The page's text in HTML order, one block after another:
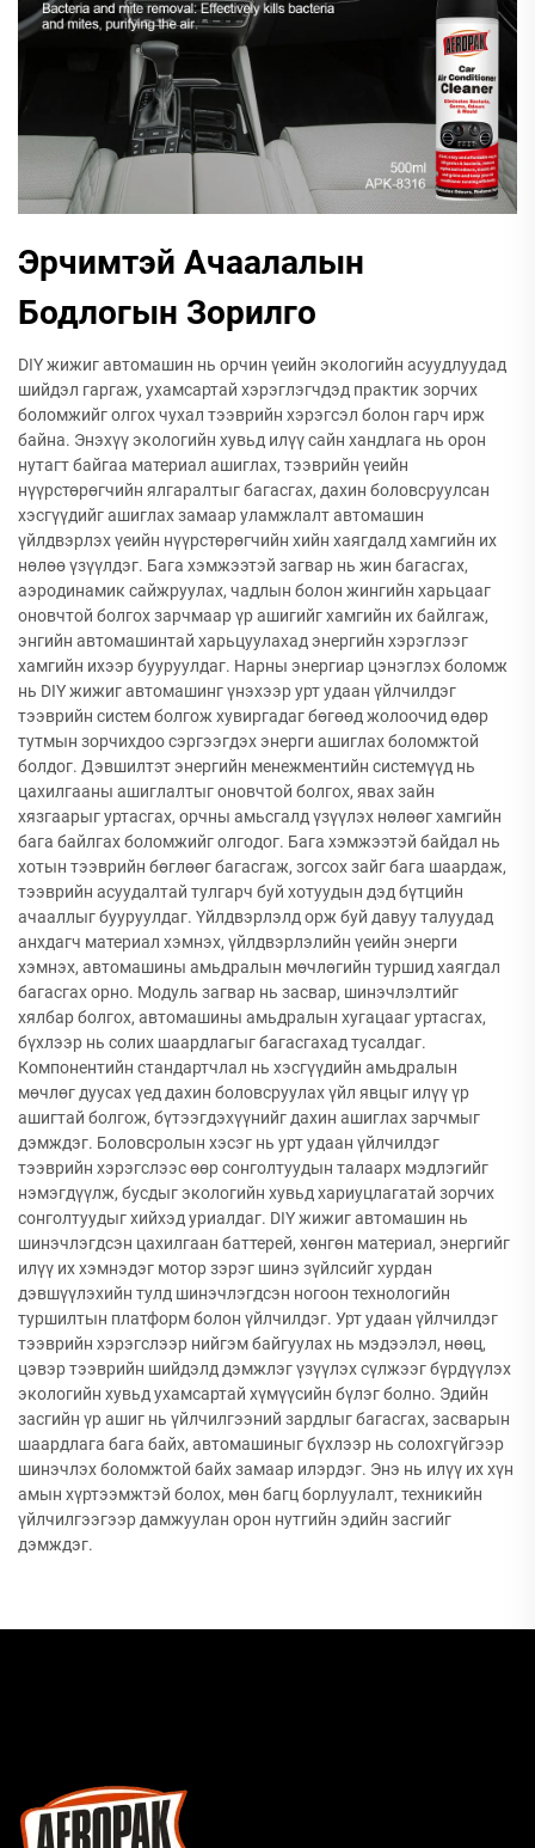
Эрчимтэй Ачаалалын
Бодлогын Зорилго
DIY жижиг автомашин нь орчин үеийн экологийн асуудлуудад
шийдэл гаргаж, ухамсартай хэрэглэгчдэд практик зорчих
боломжийг олгох чухал тээврийн хэрэгсэл болон гарч ирж
байна. Энэхүү экологийн хувьд илүү сайн хандлага нь орон
нутагт байгаа материал ашиглах, тээврийн үеийн
нүүрстөрөгчийн ялгаралтыг багасгах, дахин боловсруулсан
хэсгүүдийг ашиглах замаар уламжлалт автомашин
үйлдвэрлэх үеийн нүүрстөрөгчийн хийн хаягдалд хамгийн их
нөлөө үзүүлдэг. Бага хэмжээтэй загвар нь жин багасгах,
аэродинамик сайжруулах, чадлын болон жингийн харьцааг
оновчтой болгох зарчмаар үр ашигийг хамгийн их байлгаж,
энгийн автомашинтай харьцуулахад энергийн хэрэглээг
хамгийн ихээр бууруулдаг. Нарны энергиар цэнэглэх боломж
нь DIY жижиг автомашинг үнэхээр урт удаан үйлчилдэг
тээврийн систем болгож хувиргадаг бөгөөд жолоочид өдөр
тутмын зорчихдоо сэргээгдэх энерги ашиглах боломжтой
болдог. Дэвшилтэт энергийн менежментийн системүүд нь
цахилгааны ашиглалтыг оновчтой болгох, явах зайн
хязгаарыг уртасгах, орчны амьсгалд үзүүлэх нөлөөг хамгийн
бага байлгах боломжийг олгодог. Бага хэмжээтэй байдал нь
хотын тээврийн бөглөөг багасгаж, зогсох зайг бага шаардаж,
тээврийн асуудалтай тулгарч буй хотуудын дэд бүтцийн
ачааллыг бууруулдаг. Үйлдвэрлэлд орж буй давуу талуудад
анхдагч материал хэмнэх, үйлдвэрлэлийн үеийн энерги
хэмнэх, автомашины амьдралын мөчлөгийн туршид хаягдал
багасгах орно. Модуль загвар нь засвар, шинэчлэлтийг
хялбар болгох, автомашины амьдралын хугацааг уртасгах,
бүхлээр нь солих шаардлагыг багасгахад тусалдаг.
Компонентийн стандартчлал нь хэсгүүдийн амьдралын
мөчлөг дуусах үед дахин боловсруулах үйл явцыг илүү үр
ашигтай болгож, бүтээгдэхүүнийг дахин ашиглах зарчмыг
дэмждэг. Боловсролын хэсэг нь урт удаан үйлчилдэг
тээврийн хэрэгслээс өөр сонголтуудын талаарх мэдлэгийг
нэмэгдүүлж, бусдыг экологийн хувьд хариуцлагатай зорчих
сонголтуудыг хийхэд уриалдаг. DIY жижиг автомашин нь
шинэчлэгдсэн цахилгаан баттерей, хөнгөн материал, энергийг
илүү их хэмнэдэг мотор зэрэг шинэ зүйлсийг хурдан
дэвшүүлэхийн тулд шинэчлэгдсэн ногоон технологийн
туршилтын платформ болон үйлчилдэг. Урт удаан үйлчилдэг
тээврийн хэрэгслээр нийгэм байгуулах нь мэдээлэл, нөөц,
цэвэр тээврийн шийдэлд дэмжлэг үзүүлэх сүлжээг бүрдүүлэх
экологийн хувьд ухамсартай хүмүүсийн бүлэг болно. Эдийн
засгийн үр ашиг нь үйлчилгээний зардлыг багасгах, засварын
шаардлага бага байх, автомашиныг бүхлээр нь солохгүйгээр
шинэчлэх боломжтой байх замаар илэрдэг. Энэ нь илүү их хүн
амын хүртээмжтэй болох, мөн багц борлуулалт, техникийн
үйлчилгээгээр дамжуулан орон нутгийн эдийн засгийг
дэмждэг.